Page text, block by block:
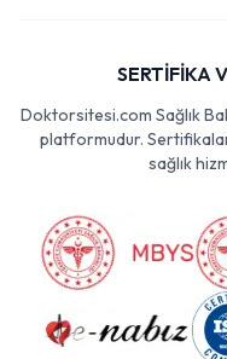
SERTİFİKA
Doktorsitesi.com Sağlık
platformudur.
sağlık